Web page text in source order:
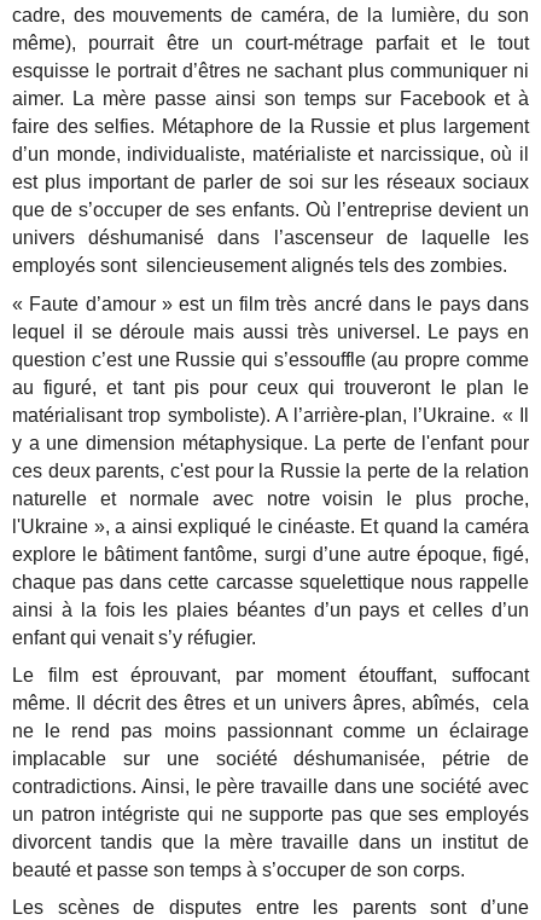
cadre, des mouvements de caméra, de la lumière, du son
même), pourrait être un court-métrage parfait et le tout
esquisse le portrait d’êtres ne sachant plus communiquer ni
aimer. La mère passe ainsi son temps sur Facebook et à
faire des selfies. Métaphore de la Russie et plus largement
d’un monde, individualiste, matérialiste et narcissique, où il
est plus important de parler de soi sur les réseaux sociaux
que de s’occuper de ses enfants. Où l’entreprise devient un
univers déshumanisé dans l’ascenseur de laquelle les
employés sont silencieusement alignés tels des zombies.
« Faute d’amour » est un film très ancré dans le pays dans
lequel il se déroule mais aussi très universel. Le pays en
question c’est une Russie qui s’essouffle (au propre comme
au figuré, et tant pis pour ceux qui trouveront le plan le
matérialisant trop symboliste). A l’arrière-plan, l’Ukraine. « Il
y a une dimension métaphysique. La perte de l'enfant pour
ces deux parents, c'est pour la Russie la perte de la relation
naturelle et normale avec notre voisin le plus proche,
l'Ukraine », a ainsi expliqué le cinéaste. Et quand la caméra
explore le bâtiment fantôme, surgi d’une autre époque, figé,
chaque pas dans cette carcasse squelettique nous rappelle
ainsi à la fois les plaies béantes d’un pays et celles d’un
enfant qui venait s’y réfugier.
Le film est éprouvant, par moment étouffant, suffocant
même. Il décrit des êtres et un univers âpres, abîmés, cela
ne le rend pas moins passionnant comme un éclairage
implacable sur une société déshumanisée, pétrie de
contradictions. Ainsi, le père travaille dans une société avec
un patron intégriste qui ne supporte pas que ses employés
divorcent tandis que la mère travaille dans un institut de
beauté et passe son temps à s’occuper de son corps.
Les scènes de disputes entre les parents sont d’une